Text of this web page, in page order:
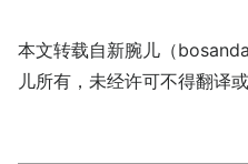
本文转载自新腕儿（
儿所有，未经许可不得翻译或